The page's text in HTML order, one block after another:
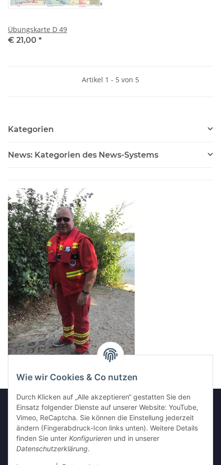
Wie wir Cookies & Co nutzen
Durch Klicken auf „Alle akzeptieren“ gestatten Sie den
Einsatz folgender Dienste auf unserer Website: YouTube,
Vimeo, ReCaptcha. Sie können die Einstellung jederzeit
ändern (Fingerabdruck-Icon links unten). Weitere Details
finden Sie unter Konfigurieren und in unserer
Datenschutzerklärung.
Übungskarte D 49
€ 21,00 *
Artikel 1 - 5 von 5
Kategorien
News: Kategorien des News-Systems
Informationen
Gesetzliche Informationen